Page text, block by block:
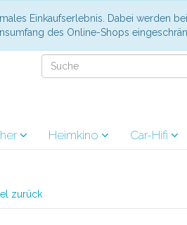
Einkaufserlebnis. Dabei werden
des Online-Shops
Heimkino Car-Hifi
zurück